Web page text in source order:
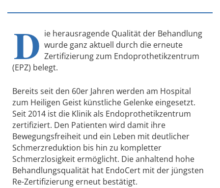
D ie herausragende Qualität der Behandlung
wurde ganz aktuell durch die erneute
Zertifizierung zum Endoprothetikzentrum
(EPZ) belegt.
Bereits seit den 60er Jahren werden am Hospital
zum Heiligen Geist künstliche Gelenke eingesetzt.
Seit 2014 ist die Klinik als Endoprothetikzentrum
zertifiziert. Den Patienten wird damit ihre
Bewegungsfreiheit und ein Leben mit deutlicher
Schmerzreduktion bis hin zu kompletter
Schmerzlosigkeit ermöglicht. Die anhaltend hohe
Behandlungsqualität hat EndoCert mit der jüngsten
Re-Zertifizierung erneut bestätigt.